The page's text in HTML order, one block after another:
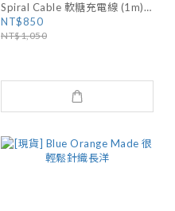
Spiral Cable 軟糖充電線 (1m) 6
色
NT$850
NT$1,050